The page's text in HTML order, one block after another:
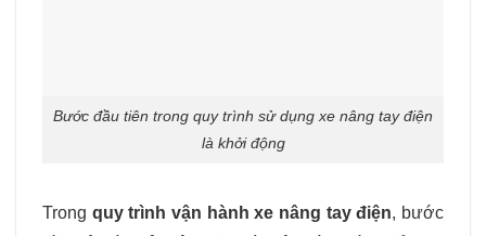
Bước đầu tiên trong quy trình sử dụng xe nâng tay điện
là khởi động
Trong quy trình vận hành xe nâng tay điện, bước